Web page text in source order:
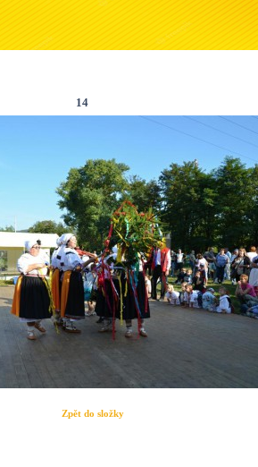
14
Zpět do složky